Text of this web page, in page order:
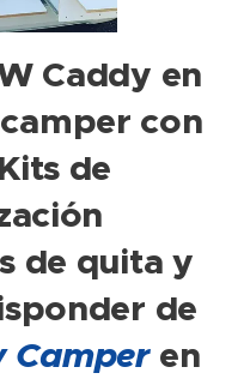
Caddy en
con
de
de quita y
de
Camperen